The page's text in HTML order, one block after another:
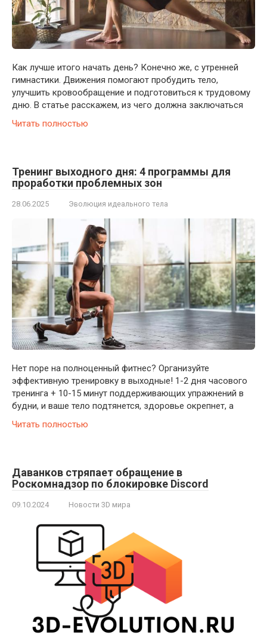
Как лучше итого начать день? Конечно же, с утренней
гимнастики. Движения помогают пробудить тело,
улучшить кровообращение и подготовиться к трудовому
дню. В статье расскажем, из чего должна заключаться
Читать полностью
Тренинг выходного дня: 4 программы для
проработки проблемных зон
28.06.2025 Эволюция идеального тела
Нет поре на полноценный фитнес? Организуйте
эффективную тренировку в выходные! 1-2 дня часового
тренинга + 10-15 минут поддерживающих упражнений в
будни, и ваше тело подтянется, здоровье окрепнет, а
Читать полностью
Даванков стряпает обращение в
Роскомнадзор по блокировке Discord
09.10.2024 Новости 3D мира